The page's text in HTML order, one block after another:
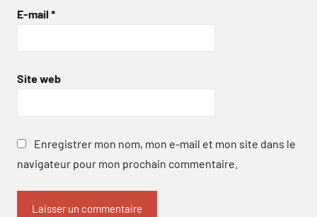
E-mail *
Site web
Enregistrer mon nom, mon e-mail et mon site dans le
navigateur pour mon prochain commentaire.